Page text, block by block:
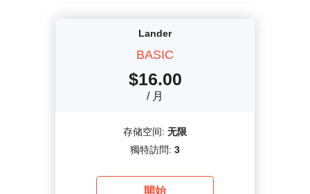
Lander
BASIC
$16.00
/ 月
存储空间: 无限
獨特訪問: 3
開始